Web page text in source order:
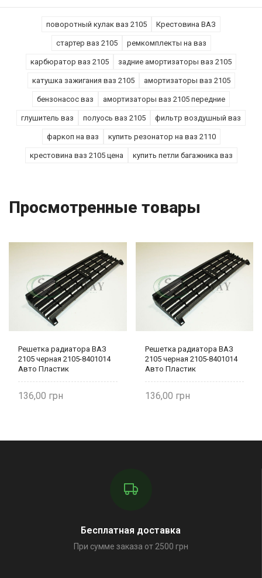
поворотный кулак ваз 2105 Крестовина ВАЗ
стартер ваз 2105 ремкомплекты на ваз
карбюратор ваз 2105 задние амортизаторы ваз 2105
катушка зажигания ваз 2105 амортизаторы ваз 2105
бензонасос ваз амортизаторы ваз 2105 передние
глушитель ваз полуось ваз 2105 фильтр воздушный ваз
фаркоп на ваз купить резонатор на ваз 2110
крестовина ваз 2105 цена купить петли багажника ваз
Просмотренные товары
Решетка радиатора ВАЗ
2105 черная 2105-8401014
Авто Пластик
136,00
Решетка радиатора ВАЗ
2105 черная 2105-8401014
Авто Пластик
136,00
Бесплатная доставка
При сумме заказа от 2500 грн